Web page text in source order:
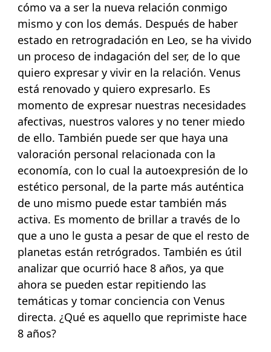
cómo va a ser la nueva relación conmigo
mismo y con los demás. Después de haber
estado en retrogradación en Leo, se ha vivido
un proceso de indagación del ser, de lo que
quiero expresar y vivir en la relación. Venus
está renovado y quiero expresarlo. Es
momento de expresar nuestras necesidades
afectivas, nuestros valores y no tener miedo
de ello. También puede ser que haya una
valoración personal relacionada con la
economía, con lo cual la autoexpresión de lo
estético personal, de la parte más auténtica
de uno mismo puede estar también más
activa. Es momento de brillar a través de lo
que a uno le gusta a pesar de que el resto de
planetas están retrógrados. También es útil
analizar que ocurrió hace 8 años, ya que
ahora se pueden estar repitiendo las
temáticas y tomar conciencia con Venus
directa. ¿Qué es aquello que reprimiste hace
8 años?